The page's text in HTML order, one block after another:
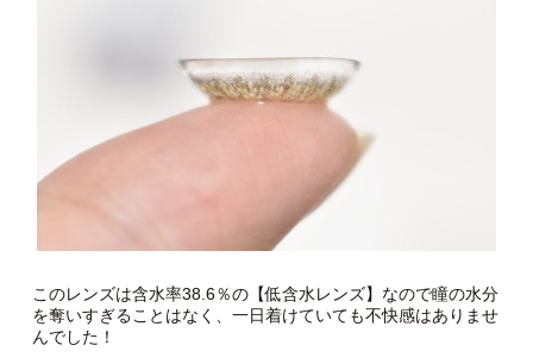
このレンズは含水率38.6％の【低含水レンズ】なので瞳の水分
を奪いすぎることはなく、一日着けていても不快感はありませ
んでした！